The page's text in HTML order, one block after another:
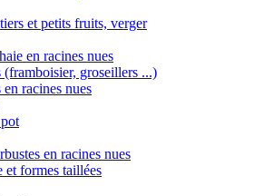
et petits fruits, verger
en racines nues
(framboisier, groseillers ...)
racines nues
en racines nues
et formes taillées